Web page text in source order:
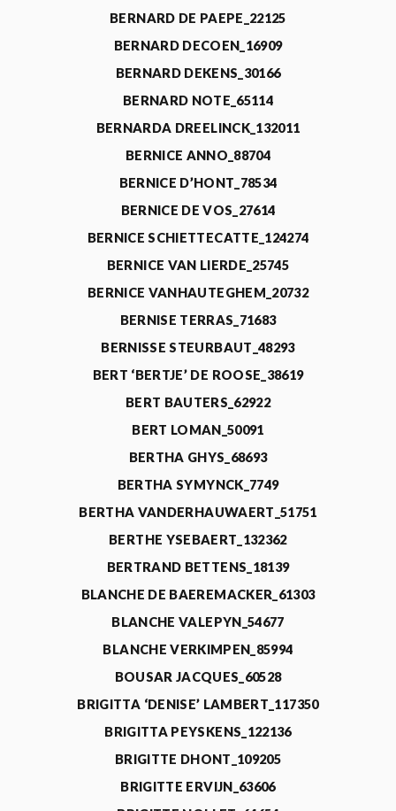
BERNARD DE PAEPE_22125
BERNARD DECOEN_16909
BERNARD DEKENS_30166
BERNARD NOTE_65114
BERNARDA DREELINCK_132011
BERNICE ANNO_88704
BERNICE D’HONT_78534
BERNICE DE VOS_27614
BERNICE SCHIETTECATTE_124274
BERNICE VAN LIERDE_25745
BERNICE VANHAUTEGHEM_20732
BERNISE TERRAS_71683
BERNISSE STEURBAUT_48293
BERT ‘BERTJE’ DE ROOSE_38619
BERT BAUTERS_62922
BERT LOMAN_50091
BERTHA GHYS_68693
BERTHA SYMYNCK_7749
BERTHA VANDERHAUWAERT_51751
BERTHE YSEBAERT_132362
BERTRAND BETTENS_18139
BLANCHE DE BAEREMACKER_61303
BLANCHE VALEPYN_54677
BLANCHE VERKIMPEN_85994
BOUSAR JACQUES_60528
BRIGITTA ‘DENISE’ LAMBERT_117350
BRIGITTA PEYSKENS_122136
BRIGITTE DHONT_109205
BRIGITTE ERVIJN_63606